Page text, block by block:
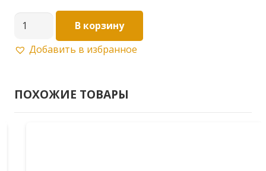
Количество
Мебельная
В корзину
Добавить в избранное
ПОХОЖИЕ ТОВАРЫ